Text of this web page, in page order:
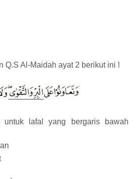
Q.S Al-Maidah ayat 2 berikut ini !
untuk lafal yang bergaris bawah